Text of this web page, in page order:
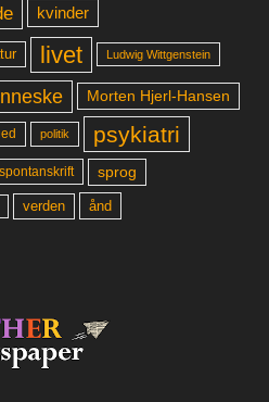
kvinder
livet Ludwig Wittgenstein
Morten Hjerl-Hansen
politik psykiatri
spontanskrift sprog
verden ånd